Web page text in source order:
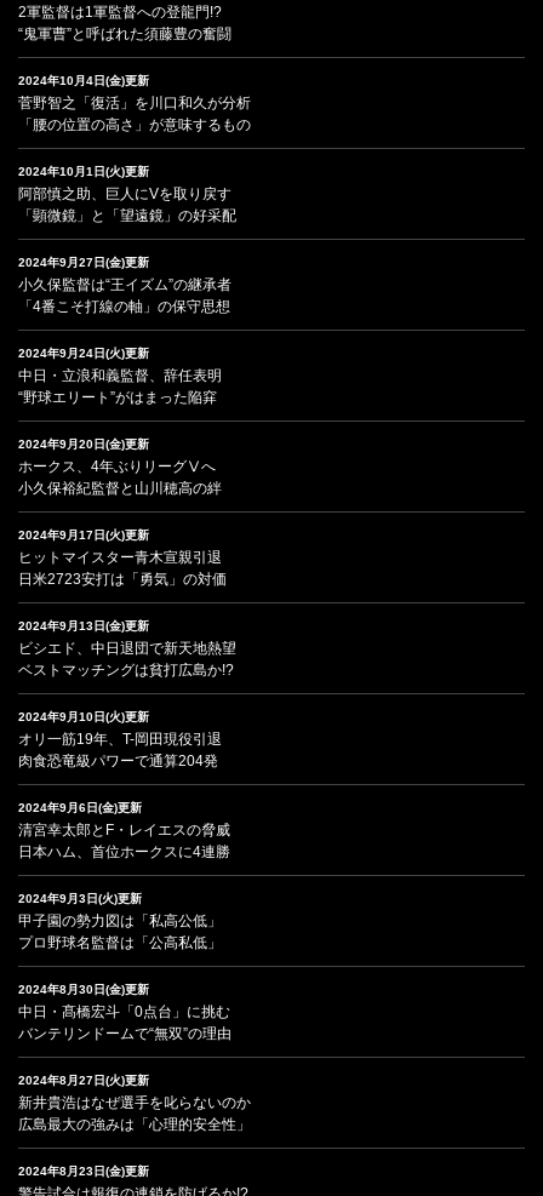
2軍監督は1軍監督への登龍門!?
“鬼軍曹”と呼ばれた須藤豊の奮闘
2024年10月4日(金)更新
菅野智之「復活」を川口和久が分析
「腰の位置の高さ」が意味するもの
2024年10月1日(火)更新
阿部慎之助、巨人にVを取り戻す
「顕微鏡」と「望遠鏡」の好采配
2024年9月27日(金)更新
小久保監督は“王イズム”の継承者
「4番こそ打線の軸」の保守思想
2024年9月24日(火)更新
中日・立浪和義監督、辞任表明
“野球エリート”がはまった陥穽
2024年9月20日(金)更新
ホークス、4年ぶりリーグⅤへ
小久保裕紀監督と山川穂高の絆
2024年9月17日(火)更新
ヒットマイスター青木宣親引退
日米2723安打は「勇気」の対価
2024年9月13日(金)更新
ビシエド、中日退団で新天地熱望
ベストマッチングは貧打広島か!?
2024年9月10日(火)更新
オリ一筋19年、T-岡田現役引退
肉食恐竜級パワーで通算204発
2024年9月6日(金)更新
清宮幸太郎とF・レイエスの脅威
日本ハム、首位ホークスに4連勝
2024年9月3日(火)更新
甲子園の勢力図は「私高公低」
プロ野球名監督は「公高私低」
2024年8月30日(金)更新
中日・髙橋宏斗「0点台」に挑む
バンテリンドームで“無双”の理由
2024年8月27日(火)更新
新井貴浩はなぜ選手を叱らないのか
広島最大の強みは「心理的安全性」
2024年8月23日(金)更新